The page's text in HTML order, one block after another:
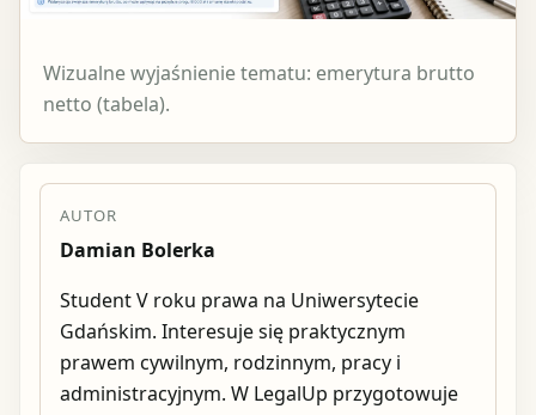
Wizualne wyjaśnienie tematu: emerytura brutto
netto (tabela).
AUTOR
Damian Bolerka
Student V roku prawa na Uniwersytecie
Gdańskim. Interesuje się praktycznym
prawem cywilnym, rodzinnym, pracy i
administracyjnym. W LegalUp przygotowuje